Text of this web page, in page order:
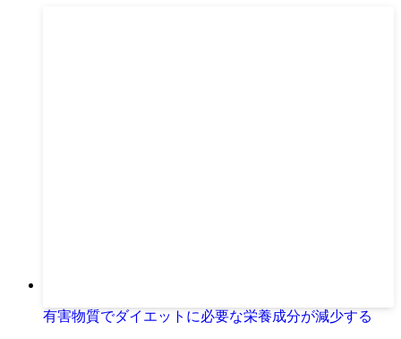
有害物質でダイエットに必要な栄養成分が減少する